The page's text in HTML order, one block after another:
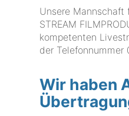
Unsere Mannschaft
STREAM
kompetenten
der Telefonnummer
Wir haben